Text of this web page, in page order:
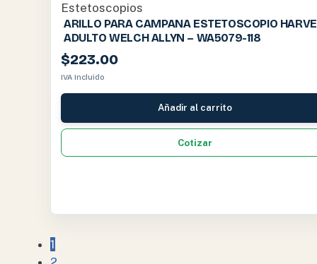
Estetoscopios
ARILLO PARA CAMPANA ESTETOSCOPIO
ADULTO WELCH ALLYN – WA5079-118
$223.00
IVA Incluido
Añadir al carrito
Cotizar
1